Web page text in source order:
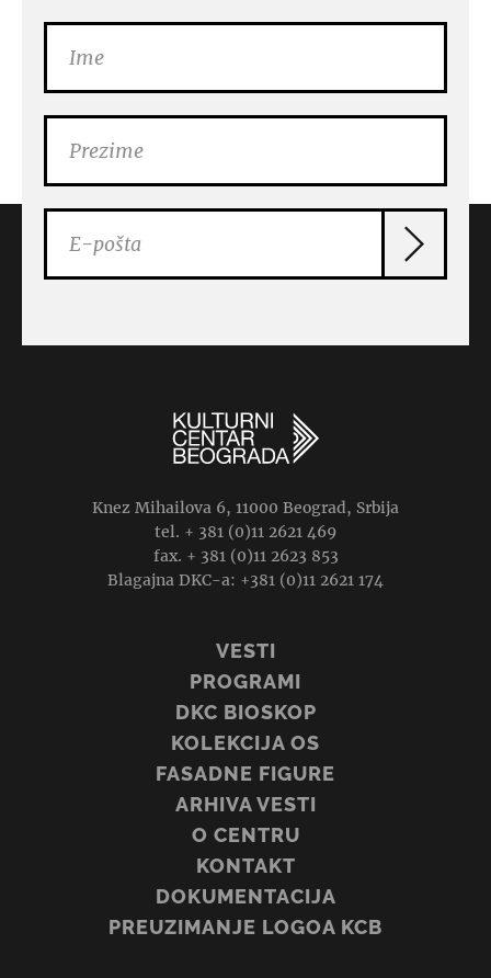
Knez Mihailova 6, 11000 Beograd, Srbija
tel. + 381 (0)11 2621 469
fax. + 381 (0)11 2623 853
Blagajna DKC-a: +381 (0)11 2621 174
VESTI
PROGRAMI
DKC BIOSKOP
KOLEKCIJA OS
FASADNE FIGURE
ARHIVA VESTI
O CENTRU
KONTAKT
DOKUMENTACIJA
PREUZIMANJE LOGOA KCB